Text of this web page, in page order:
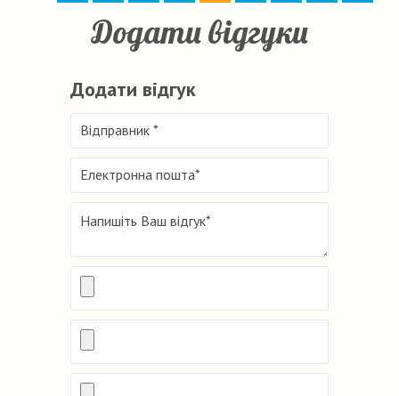
Додати відгуки
Додати відгук